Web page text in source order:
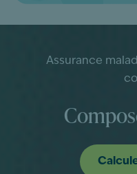
Assurance